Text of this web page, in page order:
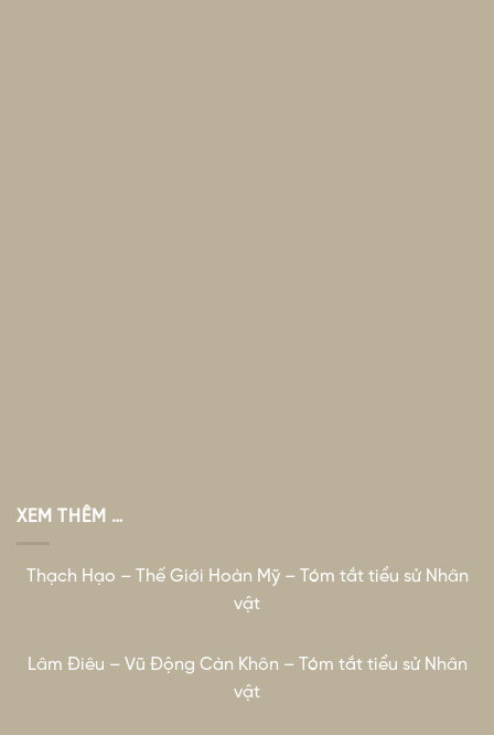
XEM THÊM …
Thạch Hạo – Thế Giới Hoàn Mỹ – Tóm tắt tiểu sử Nhân
vật
Lâm Điêu – Vũ Động Càn Khôn – Tóm tắt tiểu sử Nhân
vật